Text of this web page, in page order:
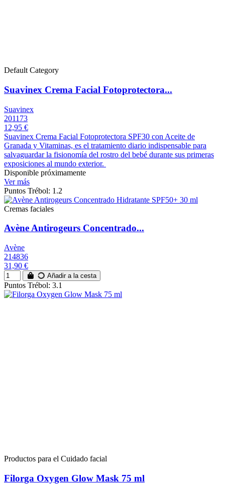
Default Category
Suavinex Crema Facial Fotoprotectora...
Suavinex
201173
12,95 €
Suavinex Crema Facial Fotoprotectora SPF30 con Aceite de
Granada y Vitaminas, es el tratamiento diario indispensable para
salvaguardar la fisionomía del rostro del bebé durante sus primeras
exposiciones al mundo exterior.
Disponible próximamente
Ver más
Puntos Trébol: 1.2
Cremas faciales
Avène Antirogeurs Concentrado...
Avène
214836
31,90 €
Añadir a la cesta
Puntos Trébol: 3.1
Productos para el Cuidado facial
Filorga Oxygen Glow Mask 75 ml